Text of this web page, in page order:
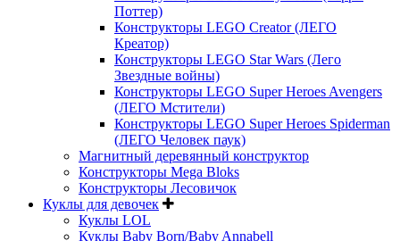
Поттер)
Конструкторы LEGO Creator (ЛЕГО
Креатор)
Конструкторы LEGO Star Wars (Лего
Звездные войны)
Конструкторы LEGO Super Heroes Avengers
(ЛЕГО Мстители)
Конструкторы LEGO Super Heroes Spiderman
(ЛЕГО Человек паук)
Магнитный деревянный конструктор
Конструкторы Mega Bloks
Конструкторы Лесовичок
Куклы для девочек
Куклы LOL
Куклы Baby Born/Baby Annabell